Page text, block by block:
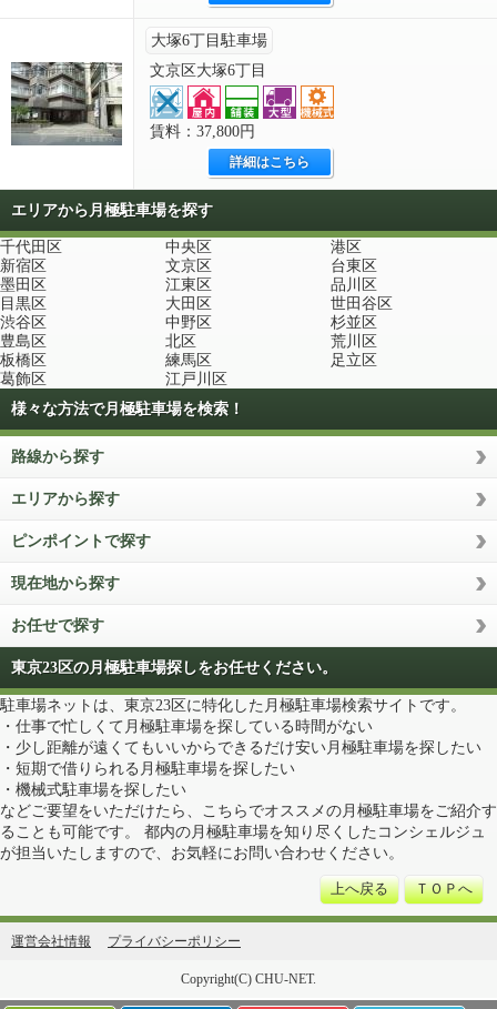
大塚6丁目駐車場
文京区大塚6丁目
賃料：37,800円
詳細はこちら
エリアから月極駐車場を探す
千代田区 中央区
港区
新宿区
文京区
台東区
墨田区
江東区
品川区
目黒区
大田区
世田谷区
渋谷区
中野区
杉並区
豊島区
北区
荒川区
板橋区
練馬区
足立区
葛飾区
江戸川区
様々な方法で月極駐車場を検索！
路線から探す
エリアから探す
ピンポイントで探す
現在地から探す
お任せで探す
東京23区の月極駐車場探しをお任せください。
駐車場ネットは、東京23区に特化した月極駐車場検索サイトです。
・仕事で忙しくて月極駐車場を探している時間がない
・少し距離が遠くてもいいからできるだけ安い月極駐車場を探したい
・短期で借りられる月極駐車場を探したい
・機械式駐車場を探したい
などご要望をいただけたら、こちらでオススメの月極駐車場をご紹介す
ることも可能です。 都内の月極駐車場を知り尽くしたコンシェルジュ
が担当いたしますので、お気軽にお問い合わせください。
上へ戻る ＴＯＰへ
運営会社情報 プライバシーポリシー
Copyright(C) CHU-NET.